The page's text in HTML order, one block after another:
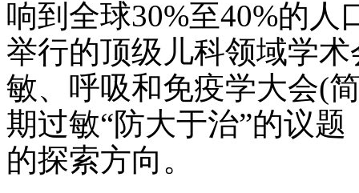
响到全球30%至40%的人
举行的顶级儿科领域学
敏、呼吸和免疫学大会(
期过敏“防大于治”的议
的探索方向。